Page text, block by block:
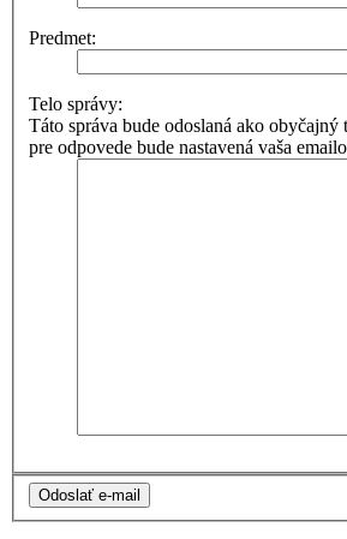
Predmet:
Telo správy:
Táto správa bude odoslaná ako
pre odpovede bude nastavená vaša